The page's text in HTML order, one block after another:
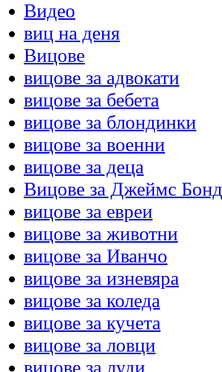
Видео
виц на деня
Вицове
вицове за адвокати
вицове за бебета
вицове за блондинки
вицове за военни
вицове за деца
Вицове за Джеймс Бонд
вицове за евреи
вицове за животни
вицове за Иванчо
вицове за изневяра
вицове за коледа
вицове за кучета
вицове за ловци
вицове за луди